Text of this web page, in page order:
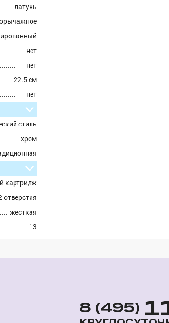
латунь
нет
нет
22.5 см
нет
стиль
хром
картридж
отверстия
жесткая
13
8 (495)